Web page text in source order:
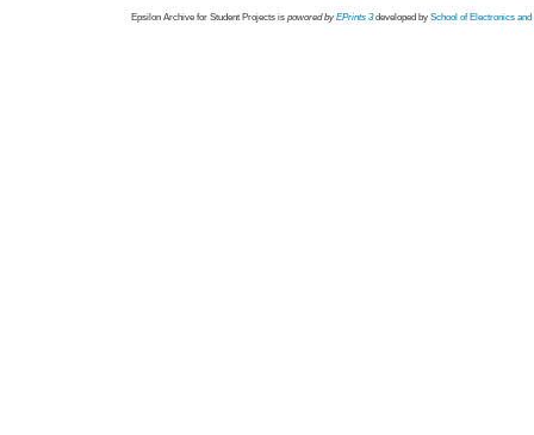
Epsilon Archive for Student Projects is powored byEPrints 3 developed by School of Electronics